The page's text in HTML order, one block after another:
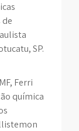
SP.
Ferri
química